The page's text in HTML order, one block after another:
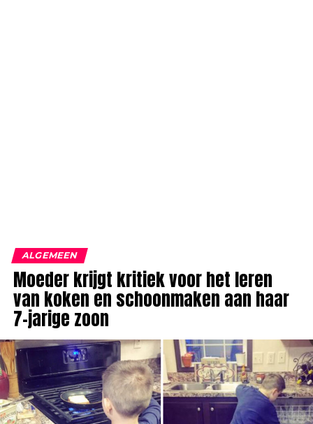
ALGEMEEN
Moeder krijgt kritiek voor het leren
van koken en schoonmaken aan haar
7-jarige zoon